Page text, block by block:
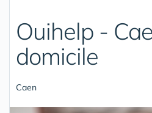
Ouihelp -
domicile
Caen